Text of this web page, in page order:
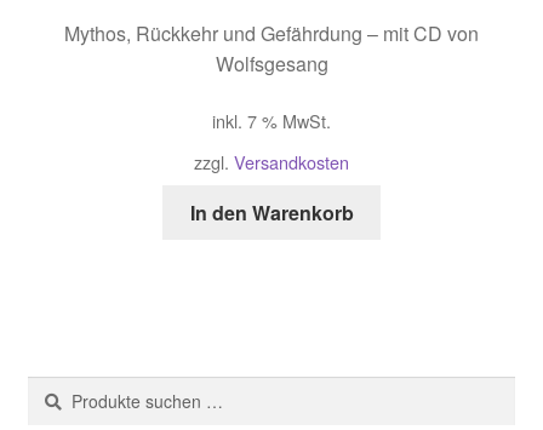
Mythos, Rückkehr und Gefährdung – mit CD von
Wolfsgesang
inkl. 7 % MwSt.
zzgl. Versandkosten
In den Warenkorb
Suche
nach:
Suchen